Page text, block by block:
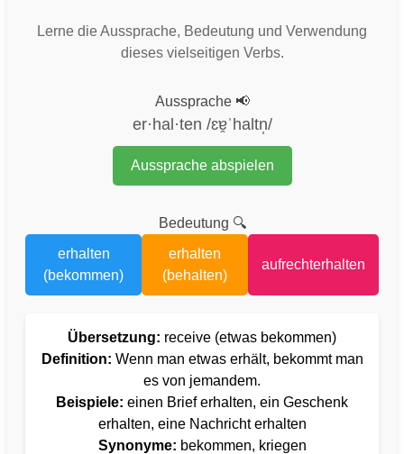
Lerne die Aussprache, Bedeutung und Verwendung
dieses vielseitigen Verbs.
Aussprache 📢
er·hal·ten /ɛɐ̯ˈhaltn̩/
Aussprache abspielen
Bedeutung 🔍
erhalten
(bekommen)
erhalten
(behalten)
aufrechterhalten
Übersetzung: receive (etwas bekommen)
Definition: Wenn man etwas erhält, bekommt man
es von jemandem.
Beispiele: einen Brief erhalten, ein Geschenk
erhalten, eine Nachricht erhalten
Synonyme: bekommen, kriegen